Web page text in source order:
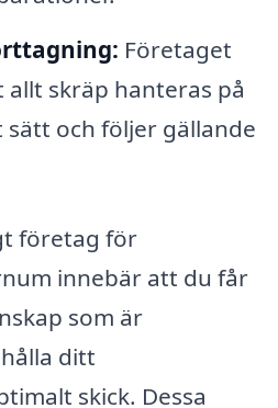
Företaget
skräp hanteras på
och följer gällande
företag för
innebär att du får
som är
ditt
skick. Dessa